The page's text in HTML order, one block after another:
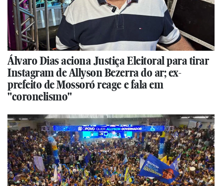
Álvaro Dias aciona Justiça Eleitoral para tirar
Instagram de Allyson Bezerra do ar; ex-
prefeito de Mossoró reage e fala em
"coronelismo"